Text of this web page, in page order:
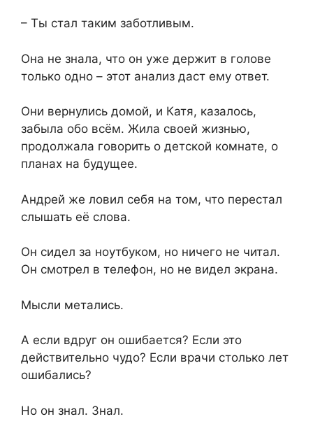
– Ты стал таким заботливым.
Она не знала, что он уже держит в голове
только одно – этот анализ даст ему ответ.
Они вернулись домой, и Катя, казалось,
забыла обо всём. Жила своей жизнью,
продолжала говорить о детской комнате, о
планах на будущее.
Андрей же ловил себя на том, что перестал
слышать её слова.
Он сидел за ноутбуком, но ничего не читал.
Он смотрел в телефон, но не видел экрана.
Мысли метались.
А если вдруг он ошибается? Если это
действительно чудо? Если врачи столько лет
ошибались?
Но он знал. Знал.